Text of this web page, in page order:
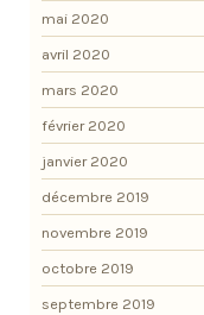
mai 2020
avril 2020
mars 2020
février 2020
janvier 2020
décembre 2019
novembre 2019
octobre 2019
septembre 2019